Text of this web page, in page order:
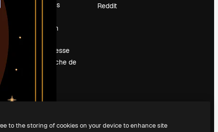
Événements
Vendre mon
contenu
Salle de presse
À la recherche de
Reddit
to the storing of cookies on your device to enhance site